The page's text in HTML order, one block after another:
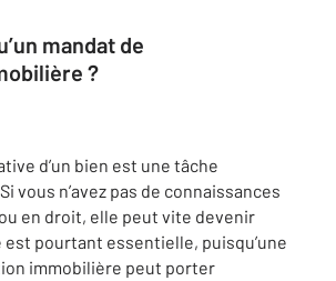
mandat de
?
d’un bien est une tâche
vous n’avez pas de connaissances
en droit, elle peut vite devenir
est pourtant essentielle, puisqu’une
immobilière peut porter